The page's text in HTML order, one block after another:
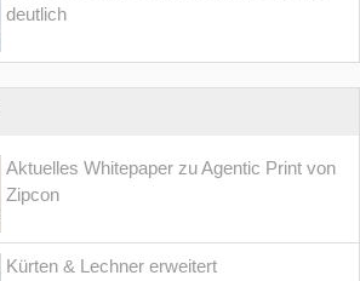
deutlich
Aktuelles Whitepaper zu Agentic Print von
Zipcon
Kürten & Lechner erweitert